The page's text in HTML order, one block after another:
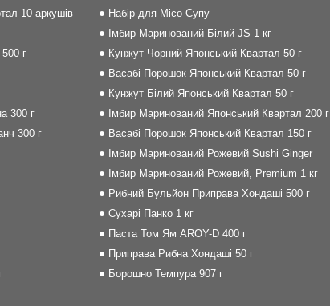
10 аркушів
г
300 г
300 г
Набір для Місо-Супу
Імбир Маринований Білий JS 1 кг
Кунжут Чорний Японський Квартал 50 г
Васабі Порошок Японський Квартал 50 г
Кунжут Білий Японський Квартал 50 г
Імбир Маринований Японський Квартал 200 г
Васабі Порошок Японський Квартал 150 г
Імбир Маринований Рожевий Sushi Ginger
Імбир Маринований Рожевий, Premium 1 кг
Рибний Бульйон Приправа Хондаші 500 г
Сухарі Панко 1 кг
Паста Том Ям AROY-D 400 г
Приправа Рибна Хондаші 50 г
Борошно Темпура 907 г